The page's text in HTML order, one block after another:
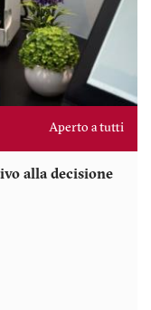
Aperto a tutti
alla decisione